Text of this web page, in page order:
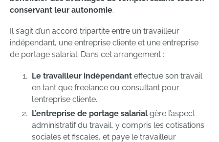
conservant leur autonomie.
Il s’agit d’un accord tripartite entre un travailleur
indépendant, une entreprise cliente et une entreprise
de portage salarial. Dans cet arrangement :
Le travailleur indépendant effectue son travail
en tant que freelance ou consultant pour
l’entreprise cliente.
L’entreprise de portage salarial gère l’aspect
administratif du travail, y compris les cotisations
sociales et fiscales, et paye le travailleur